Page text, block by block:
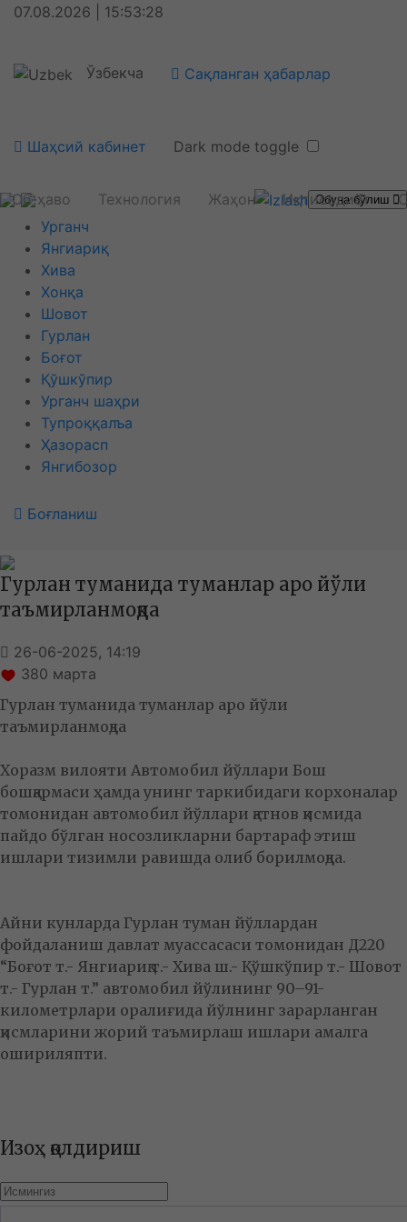
07.08.2026 | 15:53:28
Ўзбекча Сақланган ҳабарлар
Шаҳсий кабинет Dark mode toggle
Об-ҳаво Технология Жаҳон Иқтисодиёт
Обуна бўлиш
Урганч
Янгиариқ
Хива
Хонқа
Шовот
Гурлан
Боғот
Қўшкўпир
Урганч шаҳри
Тупроққалъа
Ҳазорасп
Янгибозор
Боғланиш
Гурлан туманида туманлар аро йўли
таъмирланмоқда
26-06-2025, 14:19
380 марта
Гурлан туманида туманлар аро йўли
таъмирланмоқда
Хоразм вилояти Автомобил йўллари Бош
бошқармаси ҳамда унинг таркибидаги корхоналар
томонидан автомобил йўллари қатнов қисмида
пайдо бўлган носозликларни бартараф этиш
ишлари тизимли равишда олиб борилмоқда.
Айни кунларда Гурлан туман йўллардан
фойдаланиш давлат муассасаси томонидан Д220
“Боғот т.- Янгиариқ т.- Хива ш.- Қўшкўпир т.- Шовот
т.- Гурлан т.” автомобил йўлининг 90–91-
километрлари оралиғида йўлнинг зарарланган
қисмларини жорий таъмирлаш ишлари амалга
ошириляпти.
Изоҳ қолдириш